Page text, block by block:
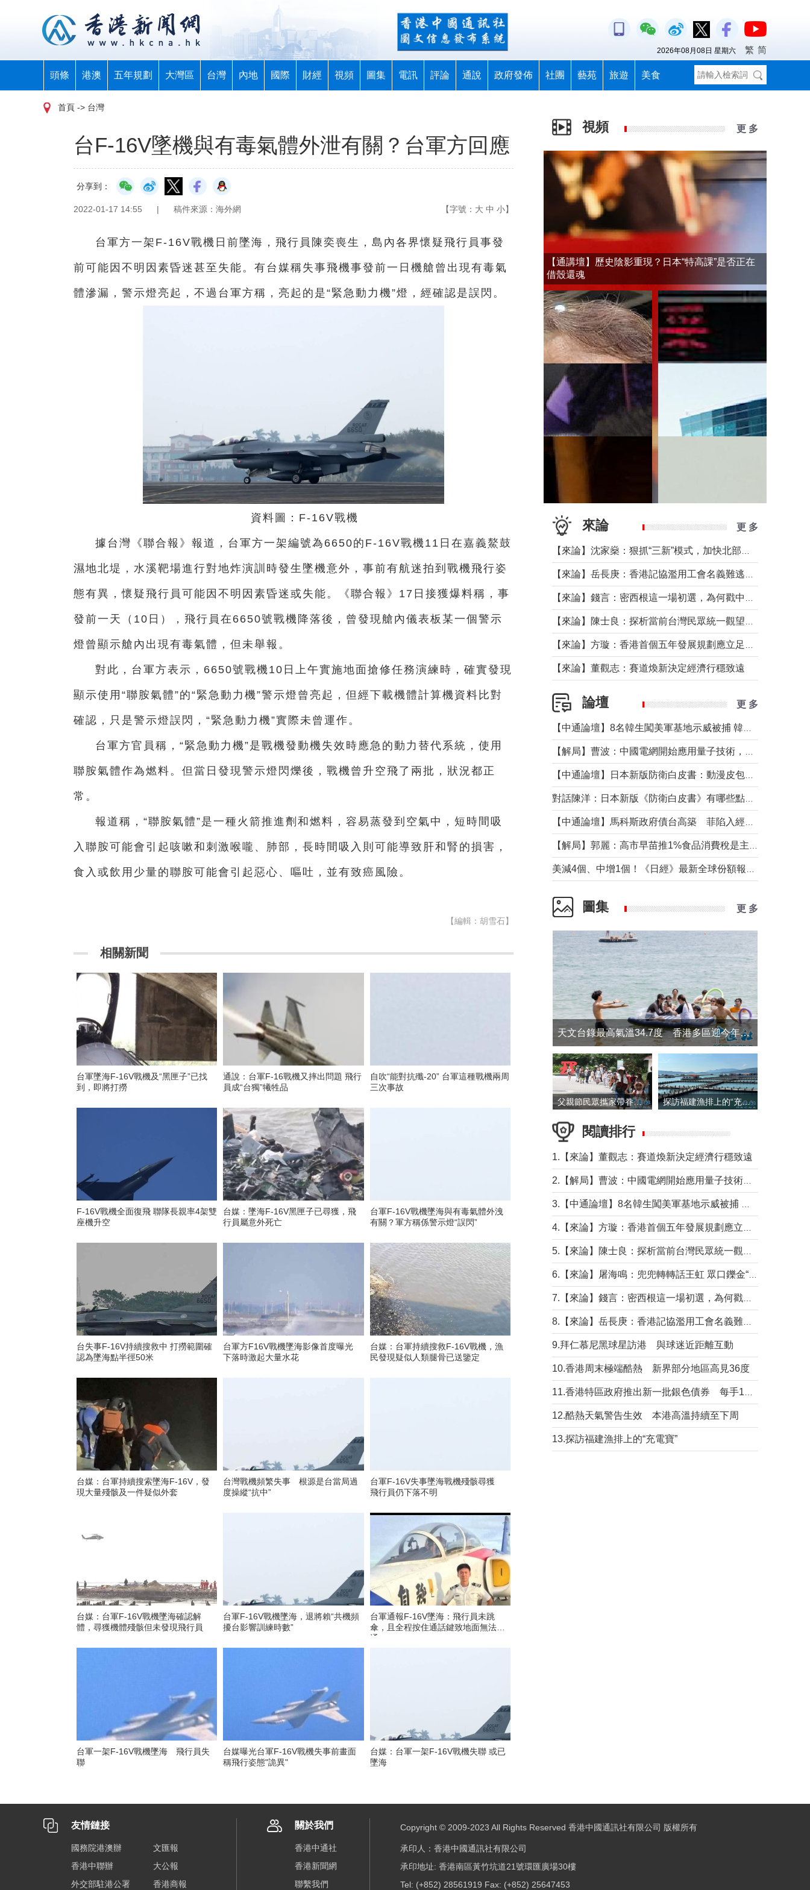
頭條 港澳 五年規劃 大灣區 台灣 內地 國際 財經 視頻 圖集 電訊 評論 通說 政府發佈 社團 藝苑 旅遊 美食
2026年08月08日 星期六 繁 简
首頁 -> 台灣
台F-16V墜機與有毒氣體外泄有關？台軍方回應
分享到：
2022-01-17 14:55 | 稿件來源：海外網 【字號： 大 中 小】
台 軍方一架F-16V戰機日前墜海，飛行員陳奕喪生，島內各界懷疑飛行員事發
前可能因不明因素昏迷甚至失能。有台 媒稱失事飛機事發前一 日機艙曾出現有毒氣
體滲漏，警示燈亮起，不過 台 軍方稱，亮起的是“緊急動力機”燈，經確認是誤閃。
資料圖：F-16V戰機
據 台 灣《聯合報》報道， 台 軍方一架編號為6650的F-16V戰機11日在嘉義鰲鼓
濕地北堤，水溪靶場進行對地炸演訓時發生墜機意外，事前有航迷拍到戰機飛行姿
態有異，懷疑飛行員可能因不明因素昏迷或失能。《聯合報》17日接獲爆料稱，事
發前一 天（10日），飛行員在6650號戰機降落後，曾發現艙內儀表板某一個警示
燈曾顯示艙內出現有毒氣體，但未舉報。
對此， 台 軍方表示，6650號戰機10日上午實施地面搶修任務演練時，確實發現
顯示使用“聯胺氣體”的“緊急動力機”警示燈曾亮起，但經下載機體計算機資料比對
確認，只是警示燈誤閃，“緊急動力機”實際未曾運作。
台 軍方官員稱，“緊急動力機”是戰機發動機失效時應急的動力替代系統， 使用
聯胺氣體作為燃料。但當日發現警示燈閃爍後，戰機曾升空飛了兩批，狀況都正
常。
報道稱，“聯胺氣體”是一種火箭推進劑和燃料，容易蒸發到空氣中，短時間吸
入聯胺可能會引起咳嗽和刺激喉嚨、肺部，長時間吸入則可能導致肝和腎的損害，
食入或飲用少量的聯胺可能會引起惡心、嘔吐，並有致癌風險。
【編輯：胡雪石】
相關新聞
台軍墜海F-16V戰機及“黑匣子”已找
到，即將打撈
通說：台軍F-16戰機又摔出問題 飛行
員成“台獨”犧牲品
自吹“能對抗殲-20” 台軍這種戰機兩周
三次事故
F-16V戰機全面復飛 聯隊長親率4架雙
座機升空
台媒：墜海F-16V黑匣子已尋獲，飛
行員屬意外死亡
台軍F-16V戰機墜海與有毒氣體外洩
有關？軍方稱係警示燈“誤閃”
台失事F-16V持續搜救中 打撈範圍確
認為墜海點半徑50米
台軍方F16V戰機墜海影像首度曝光
下落時激起大量水花
台媒：台軍持續搜救F-16V戰機，漁
民發現疑似人類腿骨已送鑒定
台媒：台軍持續搜索墜海F-16V，發
現大量殘骸及一件疑似外套
台灣戰機頻繁失事 根源是台當局過
度操縱“抗中”
台軍F-16V失事墜海戰機殘骸尋獲
飛行員仍下落不明
台媒：台軍F-16V戰機墜海確認解
體，尋獲機體殘骸但未發現飛行員
台軍F-16V戰機墜海，退將賴“共機頻
擾台影響訓練時數”
台軍通報F-16V墜海：飛行員未跳
傘，且全程按住通話鍵致地面無法溝
通
台軍一架F-16V戰機墜海 飛行員失
聯
台媒曝光台軍F-16V戰機失事前畫面
稱飛行姿態"詭異"
台媒：台軍一架F-16V戰機失聯 或已
墜海
視頻 更 多
【通講壇】歷史陰影重現？日本“特高課”是否正在
借殼還魂
來論 更 多
【來論】董觀志：賽道煥新決定經濟行穩致遠
論壇 更 多
圖集 更 多
天文台錄最高氣溫34.7度 香港多區迎今年最熱一天
父親節民眾攜家帶眷出遊 探訪福建漁排上的“充電寶”
閱讀排行
1.【來論】董觀志：賽道煥新決定經濟行穩致遠
9.拜仁慕尼黑球星訪港 與球迷近距離互動
10.香港周末極端酷熱 新界部分地區高見36度
12.酷熱天氣警告生效 本港高溫持續至下周
13.探訪福建漁排上的“充電寶”
友情鏈接
國務院港澳辦
文匯報
香港中聯辦
大公報
外交部駐港公署
香港商報
關於我們
香港中通社
香港新聞網
聯繫我們
Copyright © 2009-2023 All Rights Reserved 香港中國通訊社有限公司 版權所有
承印人：香港中國通訊社有限公司
承印地址: 香港南區黃竹坑道21號環匯廣場30樓
Tel: (+852) 28561919 Fax: (+852) 25647453